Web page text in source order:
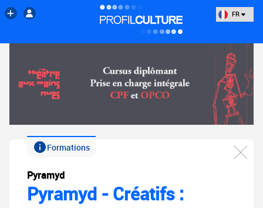
FR
Formations
Pyramyd
Pyramyd - Créatifs :